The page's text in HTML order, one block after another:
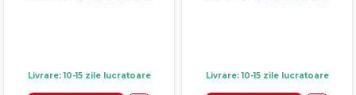
Livrare: 10-15 zile lucratoare Livrare: 10-15 zile lucratoare